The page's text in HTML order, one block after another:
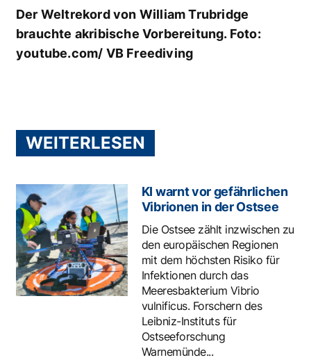
Der Weltrekord von William Trubridge
brauchte akribische Vorbereitung. Foto:
youtube.com/ VB Freediving
WEITERLESEN
KI warnt vor gefährlichen
Vibrionen in der Ostsee
Die Ostsee zählt inzwischen zu
den europäischen Regionen
mit dem höchsten Risiko für
Infektionen durch das
Meeresbakterium Vibrio
vulnificus. Forschern des
Leibniz-Instituts für
Ostseeforschung
Warnemünde...